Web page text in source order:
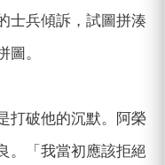
士兵傾訴，試圖拼湊
。
打破他的沉默。阿榮
。「我當初應該拒絕